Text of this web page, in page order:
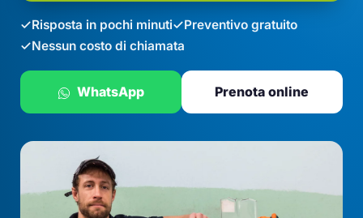
Risposta in pochi minuti
Preventivo gratuito
Nessun costo di chiamata
WhatsApp Prenota online